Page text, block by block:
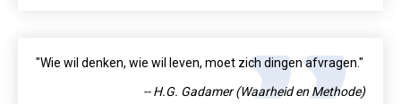
"Wie wil denken, wie wil leven, moet zich dingen afvragen."
-- H.G. Gadamer (Waarheid en Methode)